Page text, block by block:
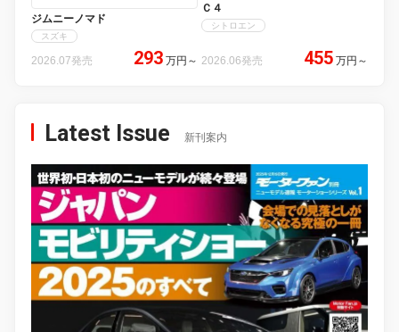
ジムニーノマド
スズキ
2026.07発売 293 万円 ～
Ｃ４
シトロエン
2026.06発売 455 万円 ～
Latest Issue 新刊案内